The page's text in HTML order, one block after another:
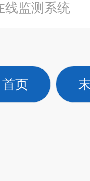
线监测系统
首页